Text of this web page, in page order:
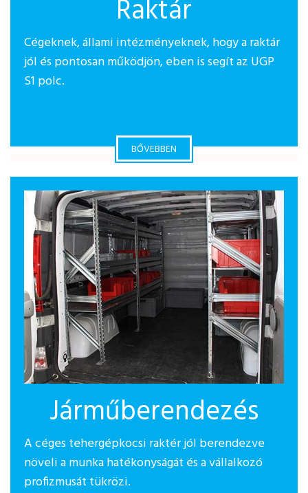
Raktár
Cégeknek, állami intézményeknek, hogy a raktár
jól és pontosan működjön, eben is segít az UGP
S1 polc.
BŐVEBBEN
Járműberendezés
A céges tehergépkocsi raktér jól berendezve
növeli a munka hatékonyságát és a vállalkozó
profizmusát tükrözi.